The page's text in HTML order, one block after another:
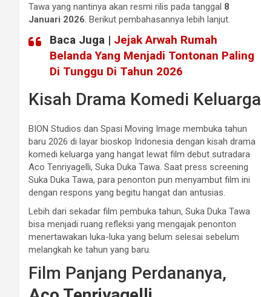
Tawa yang nantinya akan resmi rilis pada tanggal 8
Januari 2026. Berikut pembahasannya lebih lanjut.
Baca Juga | Jejak Arwah Rumah
Belanda Yang Menjadi Tontonan Paling
Di Tunggu Di Tahun 2026
Kisah Drama Komedi Keluarga
BION Studios dan Spasi Moving Image membuka tahun
baru 2026 di layar bioskop Indonesia dengan kisah drama
komedi keluarga yang hangat lewat film debut sutradara
Aco Tenriyagelli, Suka Duka Tawa. Saat press screening
Suka Duka Tawa, para penonton pun menyambut film ini
dengan respons yang begitu hangat dan antusias.
Lebih dari sekadar film pembuka tahun, Suka Duka Tawa
bisa menjadi ruang refleksi yang mengajak penonton
menertawakan luka-luka yang belum selesai sebelum
melangkah ke tahun yang baru.
Film Panjang Perdananya,